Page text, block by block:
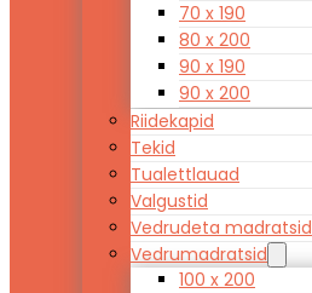
70 x 190
80 x 200
90 x 190
90 x 200
Riidekapid
Tekid
Tualettlauad
Valgustid
Vedrudeta madratsid
Vedrumadratsid
100 x 200